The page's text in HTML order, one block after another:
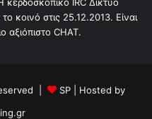
κοινό στις 25.12.2013. Είναι
αξιόπιστο CHAT.
| SP | Hosted by